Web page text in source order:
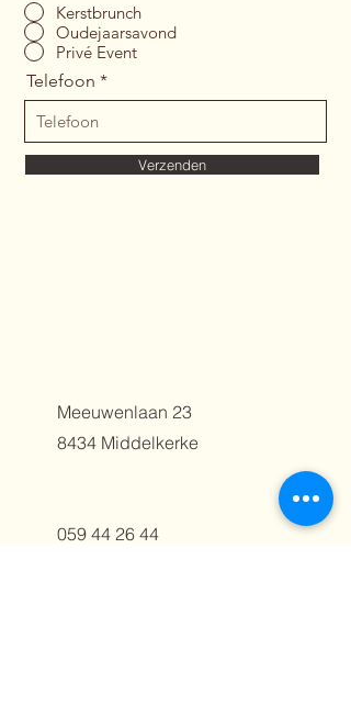
Kerstbrunch
Oudejaarsavond
Privé Event
Telefoon
Verzenden
Meeuwenlaan 23
8434 Middelkerke
059 44 26 44